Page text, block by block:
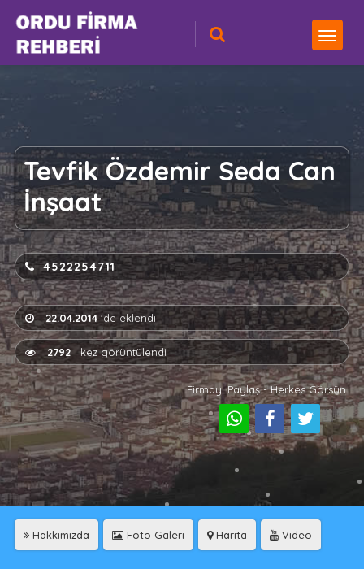
Tevfik Özdemir Seda Can
İnşaat
4522254711
22.04.2014'de eklendi
2792kez görüntülendi
Firmayı Paylaş - Herkes Görsün
Hakkımızda Foto Galeri Harita Video